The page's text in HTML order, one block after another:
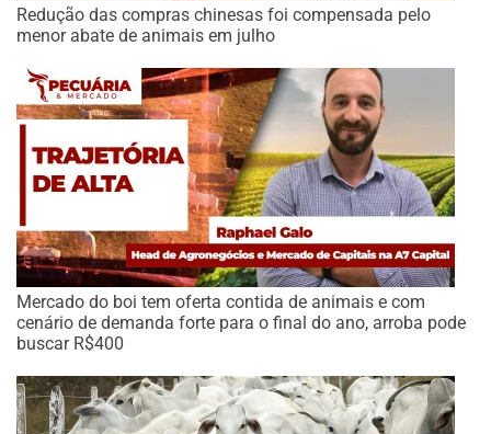
Redução das compras chinesas foi compensada pelo
menor abate de animais em julho
Mercado do boi tem oferta contida de animais e com
cenário de demanda forte para o final do ano, arroba pode
buscar R$400